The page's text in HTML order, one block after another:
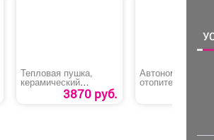
Тепловая пушка,
керамический
нагреватель
(тепловентилятор)
3870 руб.
Автономный
отопитель